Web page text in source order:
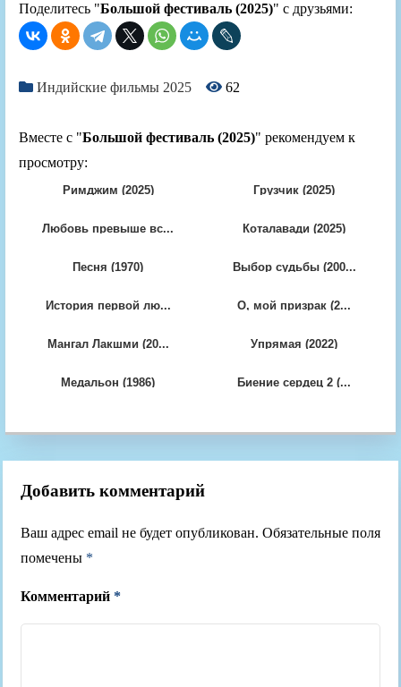
Поделитесь "Большой фестиваль (2025)" с друзьями:
Индийские фильмы 2025 62
Вместе с "Большой фестиваль (2025)" рекомендуем к
просмотру:
Римджим (2025) Грузчик (2025)
Любовь превыше вс... Коталавади (2025)
Песня (1970) Выбор судьбы (200...
История первой лю... О, мой призрак (2...
Мангал Лакшми (20... Упрямая (2022)
Медальон (1986) Биение сердец 2 (...
Добавить комментарий
Ваш адрес email не будет опубликован. Обязательные поля
помечены *
Комментарий *